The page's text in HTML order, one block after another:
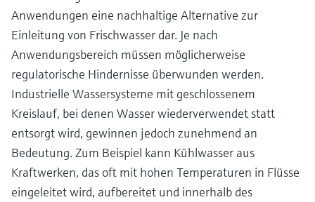
Anwendungen eine nachhaltige Alternative zur
Einleitung von Frischwasser dar. Je nach
Anwendungsbereich müssen möglicherweise
regulatorische Hindernisse überwunden werden.
Industrielle Wassersysteme mit geschlossenem
Kreislauf, bei denen Wasser wiederverwendet statt
entsorgt wird, gewinnen jedoch zunehmend an
Bedeutung. Zum Beispiel kann Kühlwasser aus
Kraftwerken, das oft mit hohen Temperaturen in Flüsse
eingeleitet wird, aufbereitet und innerhalb des